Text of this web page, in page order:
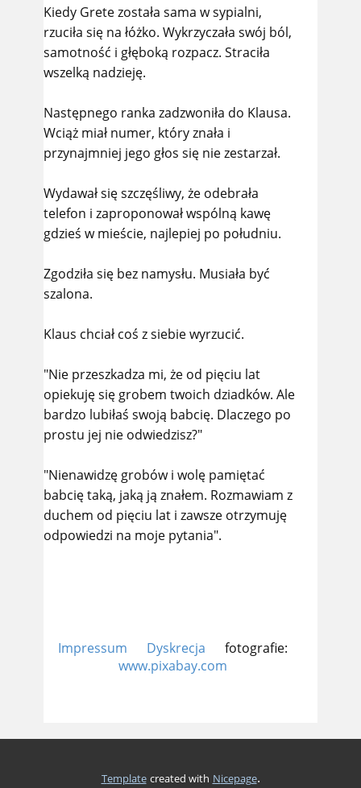
Kiedy Grete została sama w sypialni,
rzuciła się na łóżko. Wykrzyczała swój ból,
samotność i głęboką rozpacz. Straciła
wszelką nadzieję.
Następnego ranka zadzwoniła do Klausa.
Wciąż miał numer, który znała i
przynajmniej jego głos się nie zestarzał.
Wydawał się szczęśliwy, że odebrała
telefon i zaproponował wspólną kawę
gdzieś w mieście, najlepiej po południu.
Zgodziła się bez namysłu. Musiała być
szalona.
Klaus chciał coś z siebie wyrzucić.
"Nie przeszkadza mi, że od pięciu lat
opiekuję się grobem twoich dziadków. Ale
bardzo lubiłaś swoją babcię. Dlaczego po
prostu jej nie odwiedzisz?"
"Nienawidzę grobów i wolę pamiętać
babcię taką, jaką ją znałem. Rozmawiam z
duchem od pięciu lat i zawsze otrzymuję
odpowiedzi na moje pytania".
Impressum Dyskrecja fotografie:
www.pixabay.com
Template created with Nicepage.